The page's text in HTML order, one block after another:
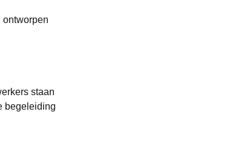
ontworpen
staan
begeleiding